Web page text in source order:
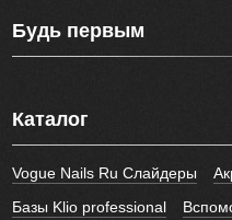
Будь первым
Каталог
Vogue Nails Ru Слайдеры
Базы Klio professional